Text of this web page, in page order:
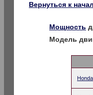
Вернуться к
Мощность
Модель